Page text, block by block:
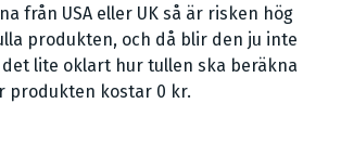
från USA eller UK så är risken hög
produkten, och då blir den ju inte
det lite oklart hur tullen ska beräkna
produkten kostar 0 kr.